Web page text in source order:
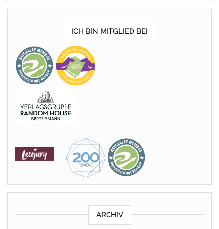
ICH BIN MITGLIED BEI
ARCHIV